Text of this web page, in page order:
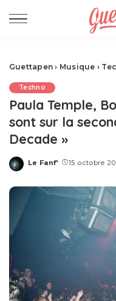
Guettapen › Musique ›
Techno
Paula Temple,
sont sur la
Decade »
Posted
Le Fanf' 15 octobre